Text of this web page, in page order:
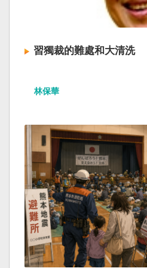
習獨裁的難處和大清洗
林保華